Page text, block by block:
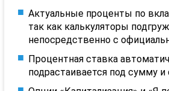
Актуальные проценты по
так как калькуляторы
непосредственно с
Процентная ставка
подрастаивается под сумму и